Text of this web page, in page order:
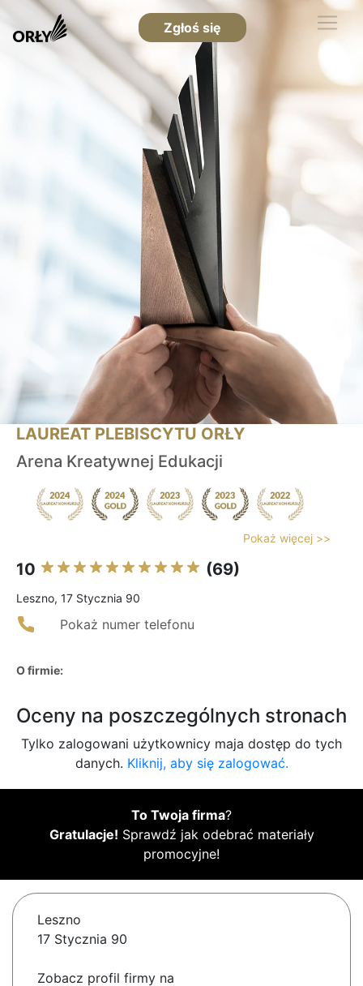
Zgłoś się
LAUREAT PLEBISCYTU ORŁY
Arena Kreatywnej Edukacji
Pokaż więcej >>
10 (69)
Leszno, 17 Stycznia 90
Pokaż numer telefonu
O firmie:
Oceny na poszczególnych stronach
Tylko zalogowani użytkownicy maja dostęp do tych
danych. Kliknij, aby się zalogować.
To Twoja firma?
Gratulacje! Sprawdź jak odebrać materiały
promocyjne!
Leszno
17 Stycznia 90
Zobacz profil firmy na